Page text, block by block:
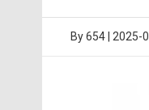
By654 2025-